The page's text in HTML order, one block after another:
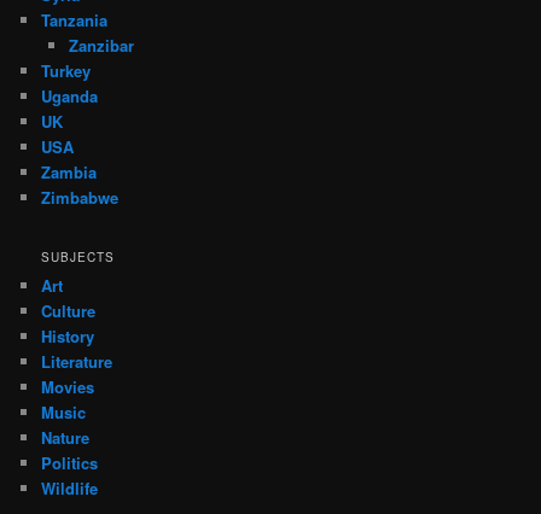
Tanzania
Zanzibar
Turkey
Uganda
UK
USA
Zambia
Zimbabwe
SUBJECTS
Art
Culture
History
Literature
Movies
Music
Nature
Politics
Wildlife